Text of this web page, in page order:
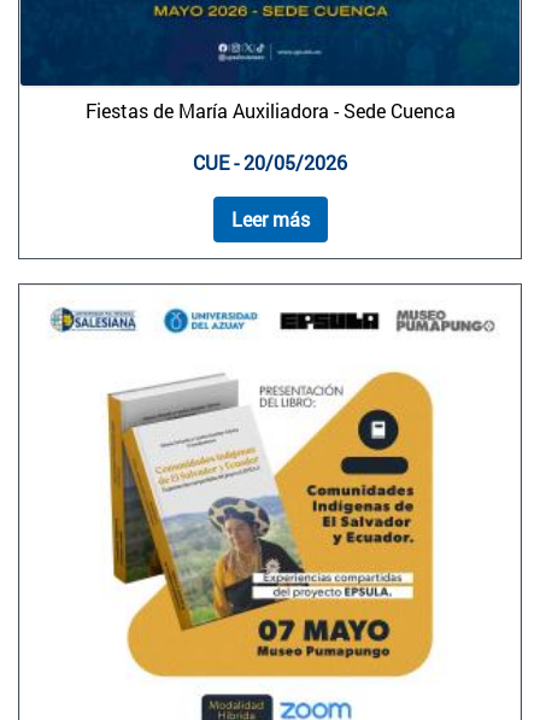
Fiestas de María Auxiliadora - Sede Cuenca
CUE - 20/05/2026
Leer más